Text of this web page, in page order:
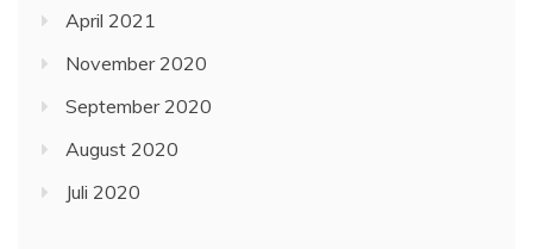
April 2021
November 2020
September 2020
August 2020
Juli 2020